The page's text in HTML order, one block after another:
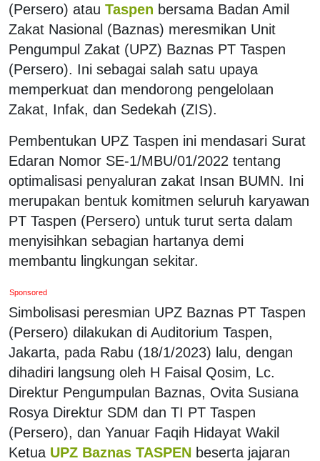
(Persero) atau Taspen bersama Badan Amil
Zakat Nasional (Baznas) meresmikan Unit
Pengumpul Zakat (UPZ) Baznas PT Taspen
(Persero). Ini sebagai salah satu upaya
memperkuat dan mendorong pengelolaan
Zakat, Infak, dan Sedekah (ZIS).
Pembentukan UPZ Taspen ini mendasari Surat
Edaran Nomor SE-1/MBU/01/2022 tentang
optimalisasi penyaluran zakat Insan BUMN. Ini
merupakan bentuk komitmen seluruh karyawan
PT Taspen (Persero) untuk turut serta dalam
menyisihkan sebagian hartanya demi
membantu lingkungan sekitar.
Sponsored
Simbolisasi peresmian UPZ Baznas PT Taspen
(Persero) dilakukan di Auditorium Taspen,
Jakarta, pada Rabu (18/1/2023) lalu, dengan
dihadiri langsung oleh H Faisal Qosim, Lc.
Direktur Pengumpulan Baznas, Ovita Susiana
Rosya Direktur SDM dan TI PT Taspen
(Persero), dan Yanuar Faqih Hidayat Wakil
Ketua UPZ Baznas TASPEN beserta jajaran